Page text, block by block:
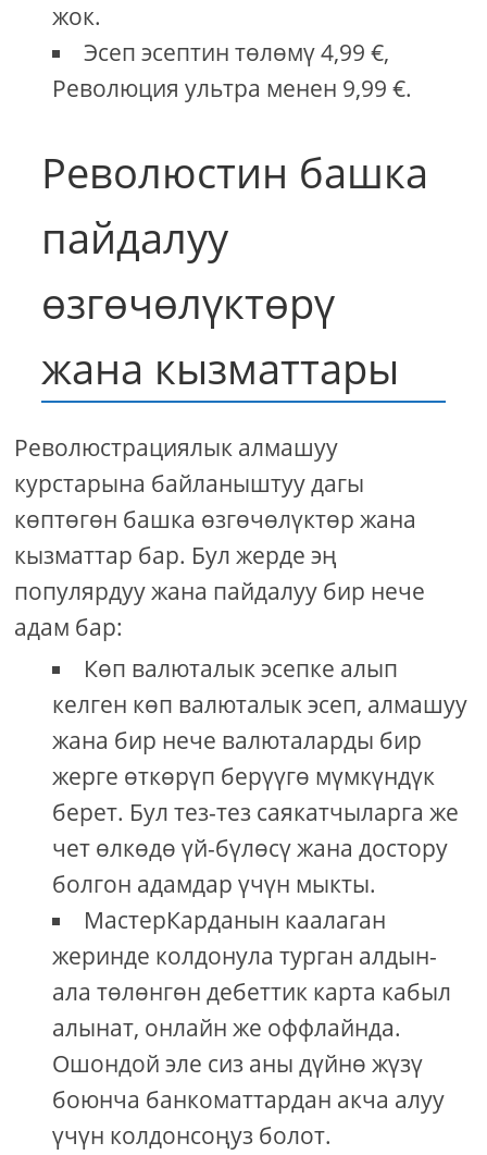
жок.
Эсеп эсептин төлөмү 4,99 €,
Революция ультра менен 9,99 €.
Революстин башка
пайдалуу
өзгөчөлүктөрү
жана кызматтары
Революстрациялык алмашуу
курстарына байланыштуу дагы
көптөгөн башка өзгөчөлүктөр жана
кызматтар бар. Бул жерде эң
популярдуу жана пайдалуу бир нече
адам бар:
Көп валюталык эсепке алып
келген көп валюталык эсеп, алмашуу
жана бир нече валюталарды бир
жерге өткөрүп берүүгө мүмкүндүк
берет. Бул тез-тез саякатчыларга же
чет өлкөдө үй-бүлөсү жана достору
болгон адамдар үчүн мыкты.
МастерКарданын каалаган
жеринде колдонула турган алдын-
ала төлөнгөн дебеттик карта кабыл
алынат, онлайн же оффлайнда.
Ошондой эле сиз аны дүйнө жүзү
боюнча банкоматтардан акча алуу
үчүн колдонсоңуз болот.